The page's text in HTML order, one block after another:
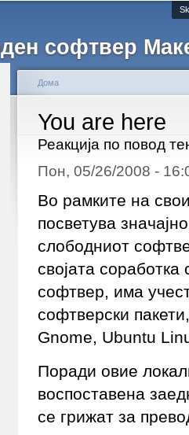
софтвер
You are here
Дома
Реакција по повод
Пон, 05/26/2008 -
Во рамките на
посветува
слободниот
својата
софтвер, има
софтверски
Gnome, Ubuntu
Поради овие
воспоставена
се грижат за